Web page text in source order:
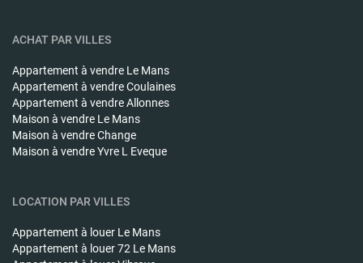
ACHAT PAR VILLES
Appartement à vendre Le Mans
Appartement à vendreCoulaines
Appartement à vendreAllonnes
Maison à vendre Le Mans
Maison à vendreChange
Maison à vendreYvre L Eveque
LOCATION PAR VILLES
Appartement à louer Le Mans
Appartement à louer72 Le Mans